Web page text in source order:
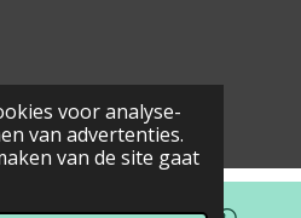
voor analyse-
van advertenties.
van de site gaat